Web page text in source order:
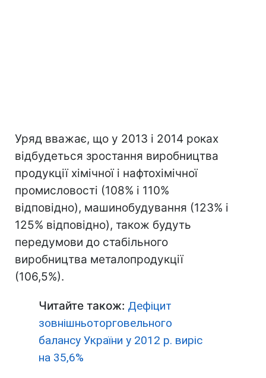
Уряд вважає, що у 2013 і 2014 роках
відбудеться зростання виробництва
продукції хімічної і нафтохімічної
промисловості (108% і 110%
відповідно), машинобудування (123% і
125% відповідно), також будуть
передумови до стабільного
виробництва металопродукції
(106,5%).
Читайте також: Дефіцит
зовнішньоторговельного
балансу України у 2012 р. виріс
на 35,6%